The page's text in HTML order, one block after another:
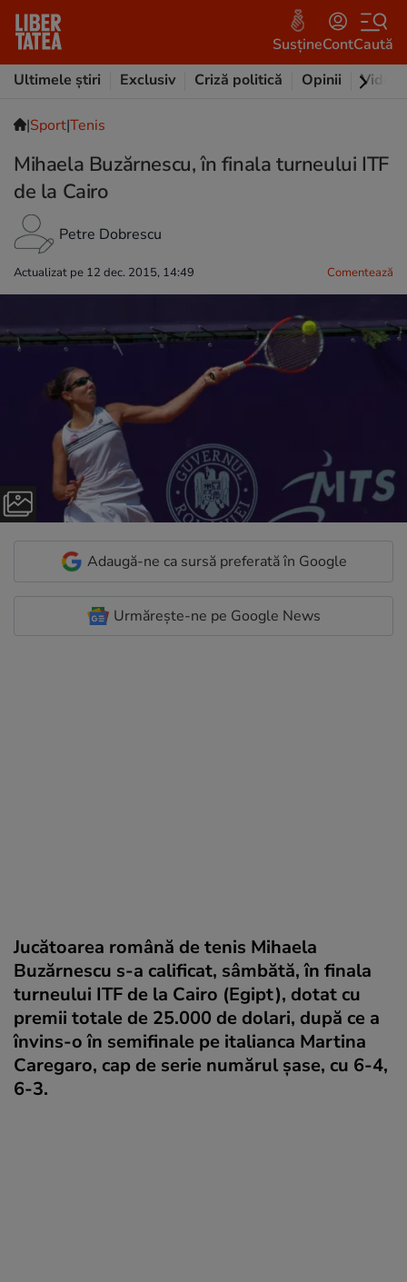
SusțineContCaută
Ultimele știri
Exclusiv Criză politică Opinii Video
|Sport|Tenis
Mihaela Buzărnescu, în finala turneului ITF
de la Cairo
Petre Dobrescu
Actualizat pe 12 dec. 2015, 14:49 Comentează
Adaugă-ne ca sursă preferată în Google
Urmărește-ne pe Google News
Jucătoarea română de tenis Mihaela
Buzărnescu s-a calificat, sâmbătă, în finala
turneului ITF de la Cairo (Egipt), dotat cu
premii totale de 25.000 de dolari, după ce a
învins-o în semifinale pe italianca Martina
Caregaro, cap de serie numărul șase, cu 6-4,
6-3.